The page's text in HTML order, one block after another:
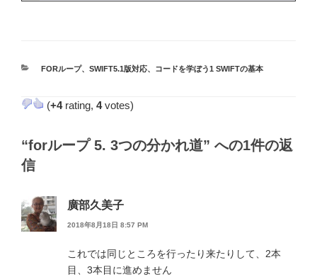
カ
リ
FORループ、 SWIFT5.1版対応、 コードを学ぼう1 SWIFTの基本
(+4rating, 4votes)
“forループ 5. 3つの分かれ道” への1件の返
信
廣部久美子
2018年8月18日 8:57 PM
これでは同じところを行ったり来たりして、2本
目、3本目に進めません